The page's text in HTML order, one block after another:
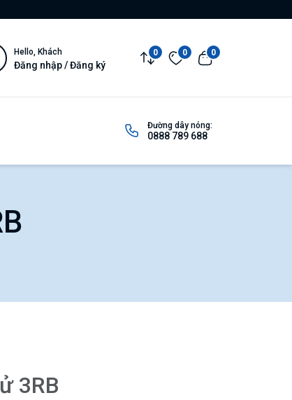
Hello, Khách
Đăng nhập / Đăng ký
0 0 0
Đường dây nóng:
0888 789 688
3RB